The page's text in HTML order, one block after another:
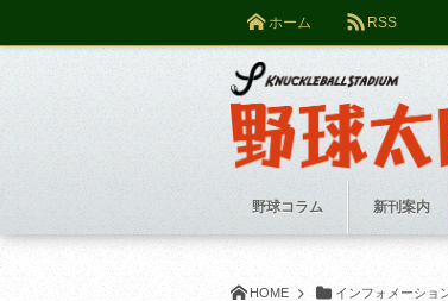
HOME インフォメーショ
ホーム RSS
野球コラム 新刊案内